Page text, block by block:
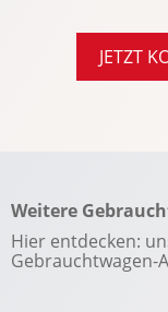
Volvo On Call
JETZT
Weitere
Hier entdecken:
Gebrauchtwagen-